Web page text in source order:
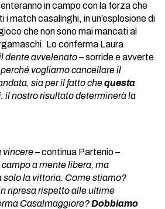
in campo con la forza che
match casalinghi, in un’esplosione di
che non sono mai mancati al
Lo conferma Laura
dente avvelenato– sorride e avverte
vogliamo cancellare il
sia per il fatto chequesta
: il nostro risultato determinerà la
vincere– continua Partenio –
a mente libera, ma
solo la vittoria. Come stiamo?
ripresa rispetto alle ultime
Casalmaggiore?Dobbiamo